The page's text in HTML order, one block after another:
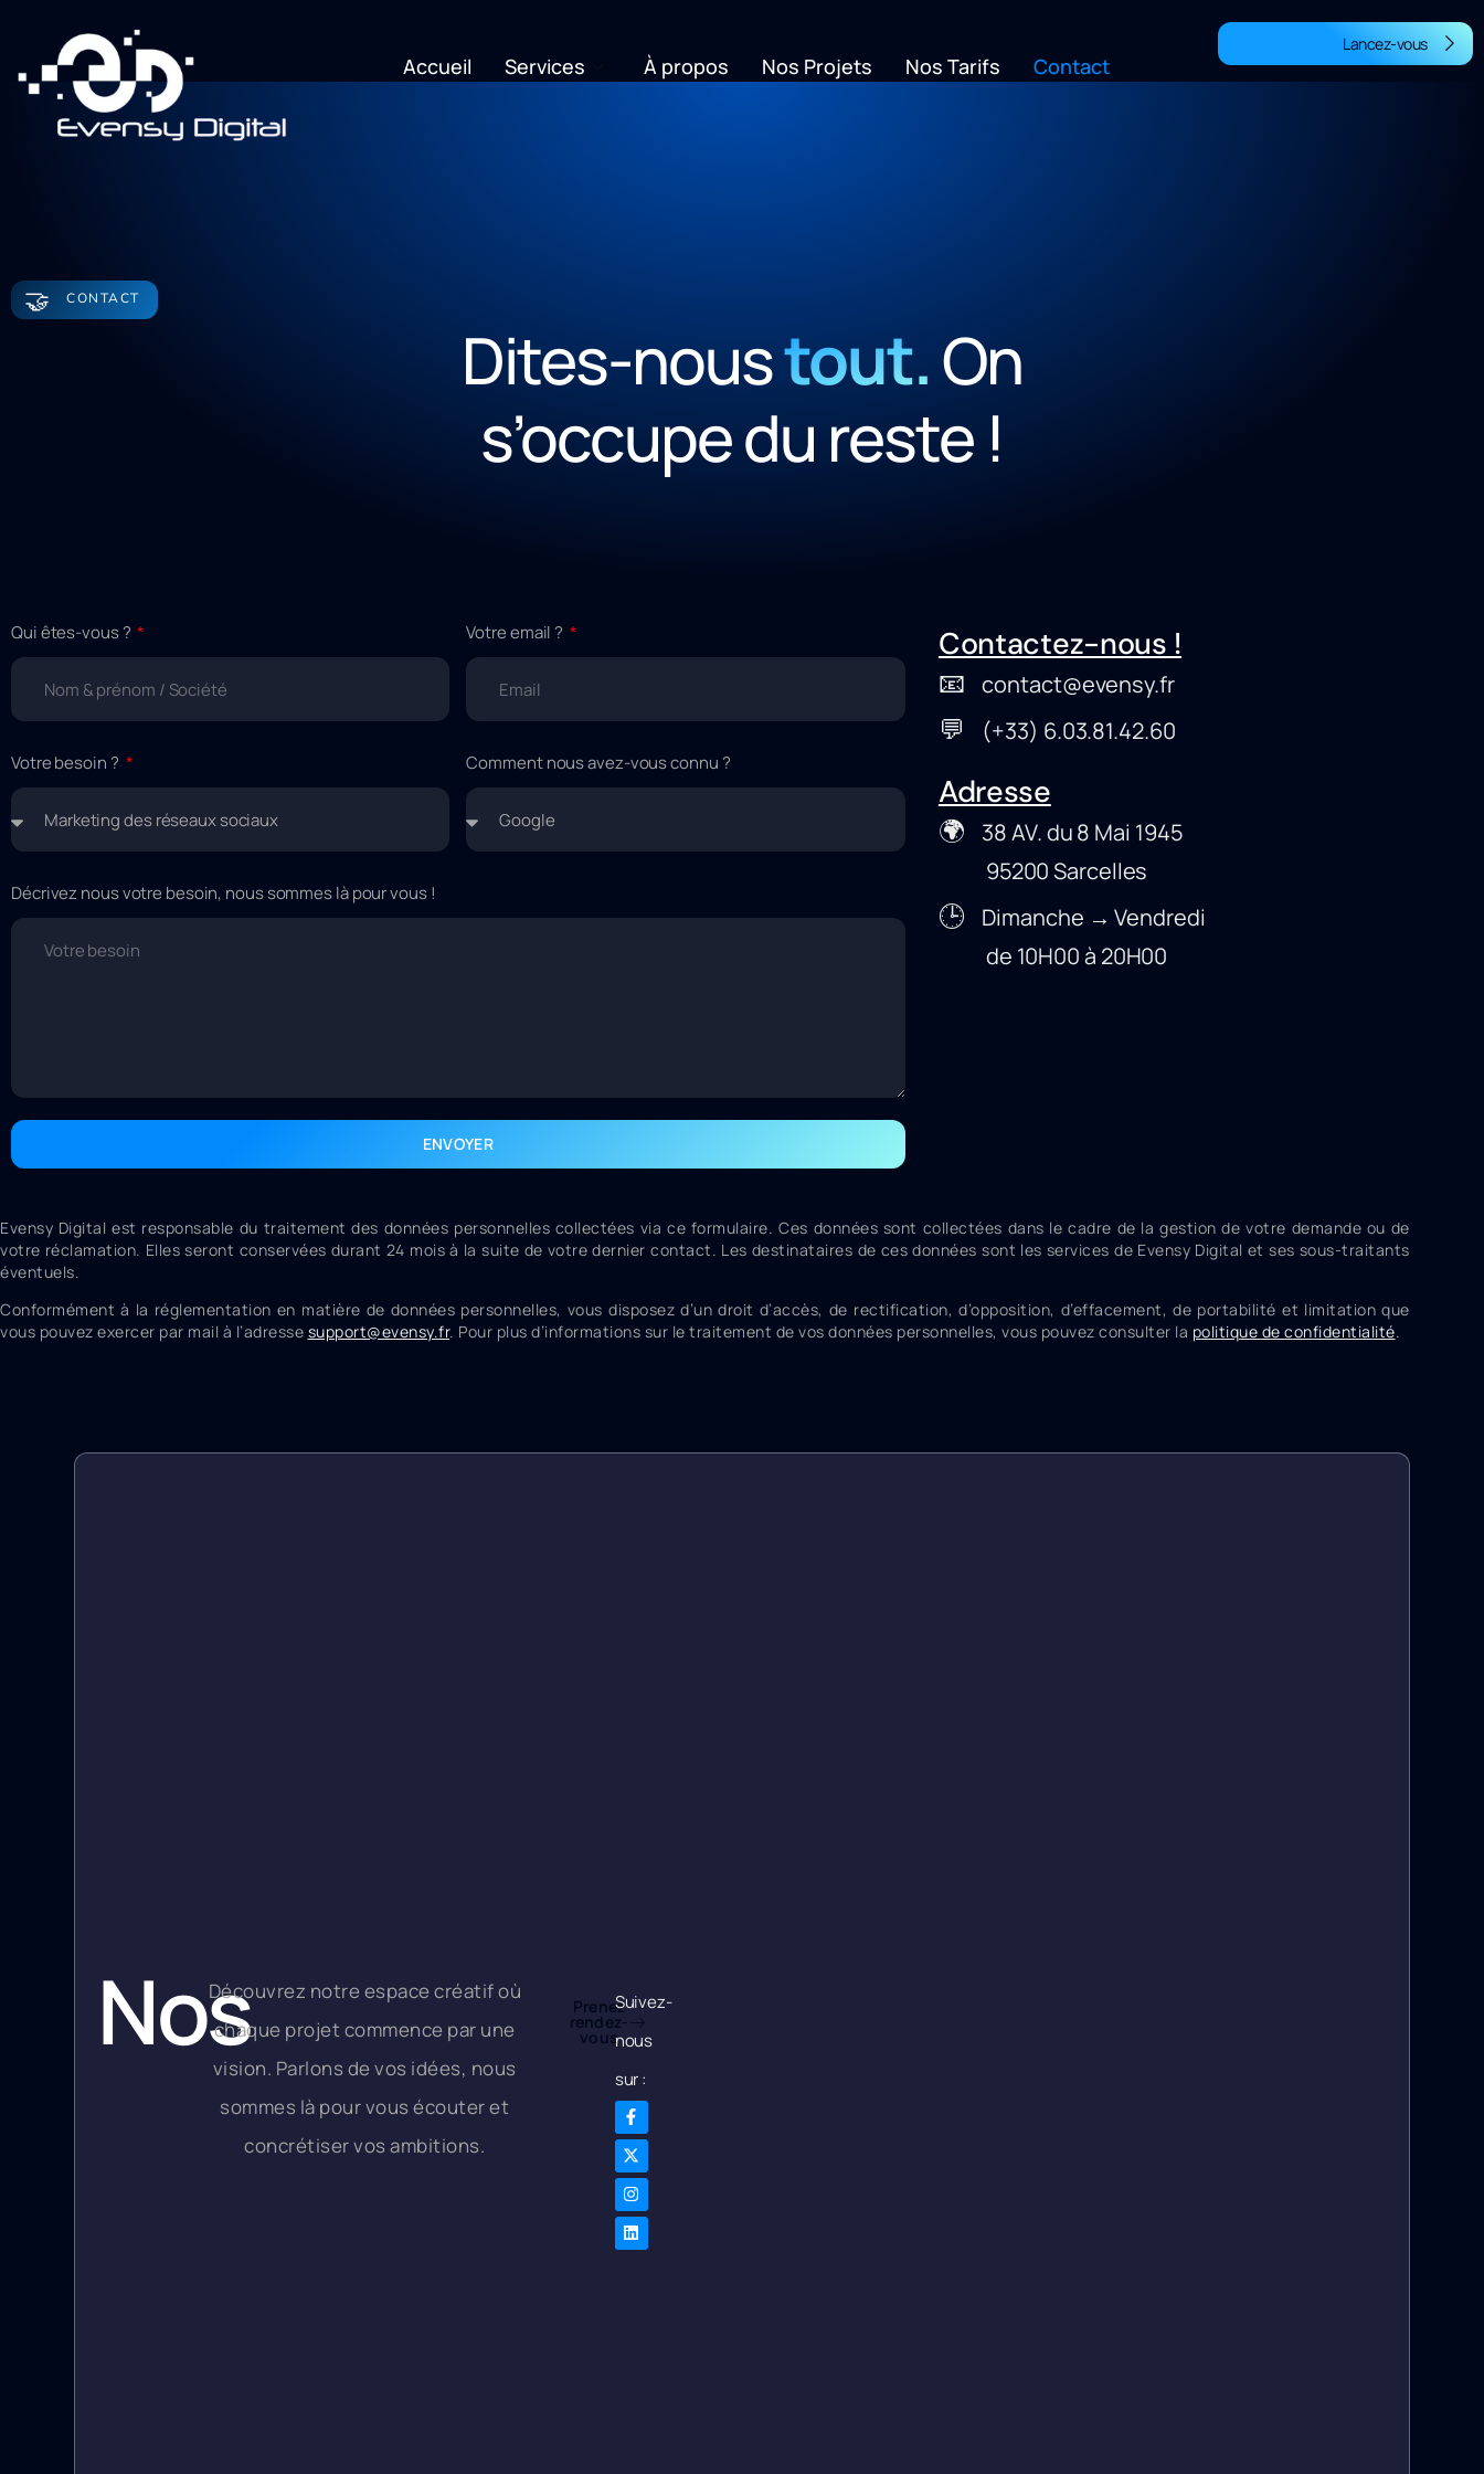
Accueil Services À propos Nos Projets Nos Tarifs Contact
Lancez-vous
🤝 CONTACT
Dites-noustout.On
s’occupe du reste !
Qui êtes-vous ? Votre email ?
Votre besoin ? Comment nous avez-vous connu ?
Décrivez nous votre besoin, nous sommes là pour vous !
ENVOYER
Contactez-nous !
📧 contact@evensy.fr
💬 (+33) 6.03.81.42.60
Adresse
🌍 38 AV. du 8 Mai 1945
95200 Sarcelles
🕒 Dimanche → Vendredi
de 10H00 à 20H00
Evensy Digital est responsable du traitement des données personnelles collectées via ce formulaire. Ces données sont collectées dans le cadre de la gestion de votre demande ou de
votre réclamation. Elles seront conservées durant 24 mois à la suite de votre dernier contact. Les destinataires de ces données sont les services de Evensy Digital et ses sous-traitants
éventuels.
Conformément à la réglementation en matière de données personnelles, vous disposez d’un droit d’accès, de rectification, d’opposition, d’effacement, de portabilité et limitation que
vous pouvez exercer par mail à l’adresse support@evensy.fr. Pour plus d’informations sur le traitement de vos données personnelles, vous pouvez consulter la politique de confidentialité.
Nos
Bureaux
Découvrez notre espace créatif où
chaque projet commence par une
vision. Parlons de vos idées, nous
sommes là pour vous écouter et
concrétiser vos ambitions.
Prenez
rendez-
vous
Suivez-
nous
sur :